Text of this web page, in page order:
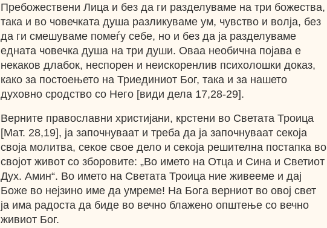
Пребожествени Лица и без да ги разделуваме на три божества,
така и во човечката душа разликуваме ум, чувство и вoлјa, без
да ги смешуваме помеѓу себе, но и без да ја разделуваме
едната човечка душа на три души. Оваа необична појава е
некаков длабок, неспорен и неискоренлив психолошки доказ,
како за постоењето на Триединиот Бог, така и за нашето
духовно сродство со Него [види дела 17,28-29].
Верните православни христијани, крстени во Светата Троица
[Мат. 28,19], ја започнуваат и треба да ја започнуваат секоја
своја молитва, секое свое дело и секоја решителна постапка во
својот живот со зборовите: „Во името на Отца и Сина и Светиот
Дух. Амин“. Bo името на Светата Троица ние живееме и дај
Боже во нејзино име да умреме! На Бога верниот во овој свет
ја има радоста да биде во вечно блажено општење со вечно
живиот Бог.